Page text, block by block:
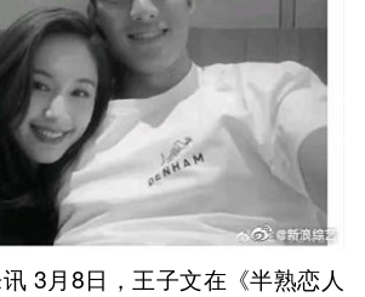
3月8日，王子文在《半熟恋人